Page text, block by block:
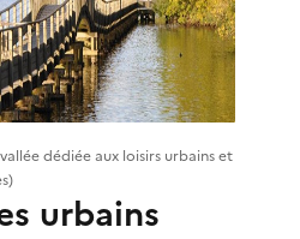
dédiée aux loisirs urbains et
urbains